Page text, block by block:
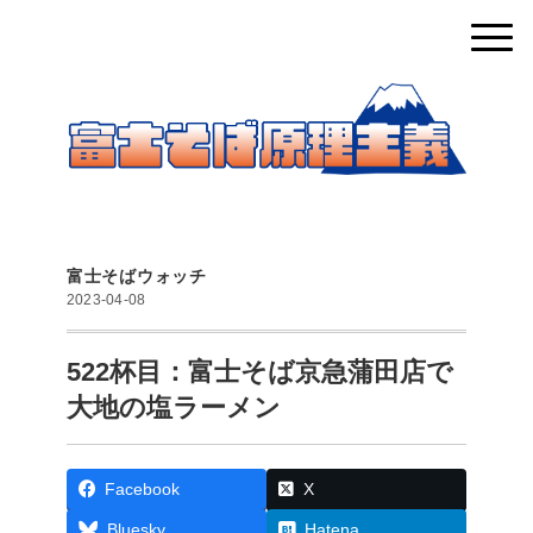
富士そばウォッチ
2023-04-08
522杯目：富士そば京急蒲田店で
大地の塩ラーメン
Facebook X